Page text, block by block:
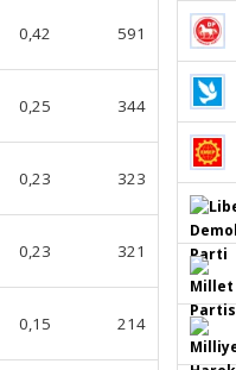
0,42 591
0,25 344
0,23 323
0,23 321
0,15 214